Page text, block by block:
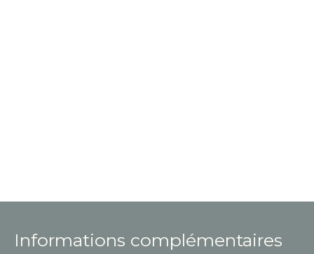
Informations complémentaires